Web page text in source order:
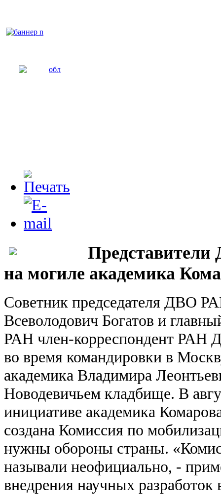
на могиле академика
Советник председателя ДВО
Всеволодович Богатов и
РАН член-корреспондент РАН
во время командировки в
академика Владимира
Новодевичьем кладбище. В
инициативе академика
создана Комиссия по
нужны обороны страны.
называли неофициально, -
внедрения научных разработок